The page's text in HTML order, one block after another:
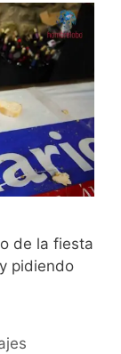
de la fiesta
pidiendo